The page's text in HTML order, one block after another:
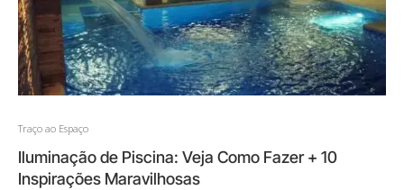
Traço ao Espaço
Iluminação de Piscina: Veja Como Fazer + 10
Inspirações Maravilhosas